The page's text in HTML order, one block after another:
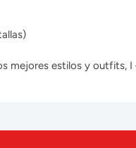
mejores estilos y outfits,